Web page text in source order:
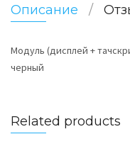
Описание
Модуль (дисплей +
черный
Related products